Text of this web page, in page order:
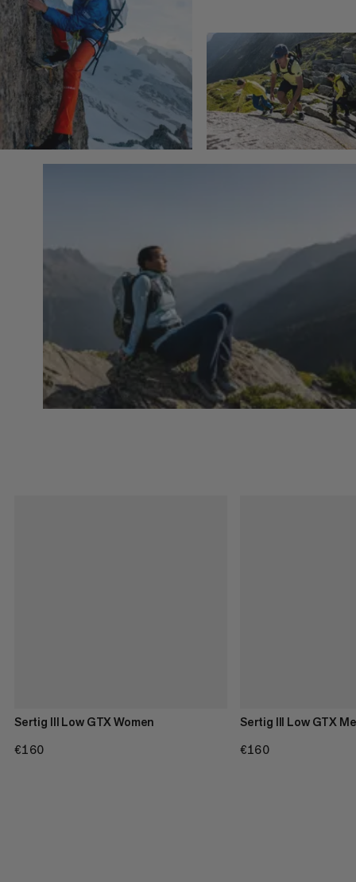
Sertig III Low GTX Women
€160
Sertig III Low GTX
€160